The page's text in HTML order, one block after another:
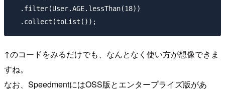
  .filter(User.AGE.lessThan(18))
↑のコードをみるだけでも、なんとなく使い方が想像できま
すね。
なお、SpeedmentにはOSS版とエンタープライズ版があ